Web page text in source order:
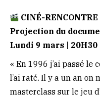
CINÉ-
Projection du
Lundi 9 mars | 20H30
« En 1996 j’ai passé le
l’ai raté. Il y a un an on
masterclass sur le jeu